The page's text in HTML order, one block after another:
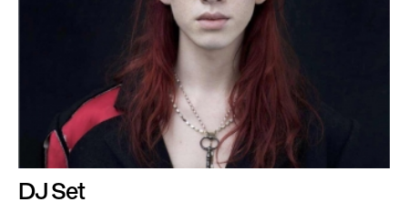
DJ Set